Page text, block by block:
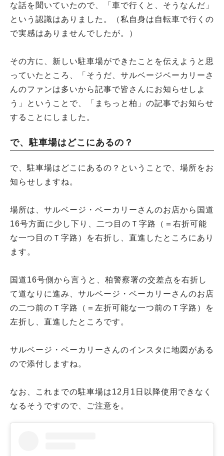
な話を聞いていたので、「車で行くと、そうなんだ」
という認識はありました。（私自身は自転車で行くの
で実感はありませんでしたが。）
その方に、新しい駐車場ができたことを伝えようと思
っていたところ、「そうだ、サルベージベーカリーさ
んのファンは多いから記事で皆さんにお知らせしよ
う」ということで、「まちっと柏」の記事でお知らせ
することにしました。
で、駐車場はどこにあるの？
で、駐車場はどこにあるの？ということで、場所をお
知らせしますね。
場所は、サルベージ・ベーカリーさんのお店から国道
16号方面に少し下り、二つ目のＴ字路（＝右折可能
な一つ目のＴ字路）を右折し、直進したところにあり
ます。
国道16号側から言うと、柏警察署の交差点を右折し
て道なりに進み、サルベージ・ベーカリーさんのお店
の二つ前のＴ字路（＝左折可能な一つ前のＴ字路）を
左折し、直進したところです。
サルベージ・ベーカリーさんのインスタに地図がある
ので添付しますね。
なお、これまでの駐車場は12月1日以降使用できなく
なるそうですので、ご注意を。